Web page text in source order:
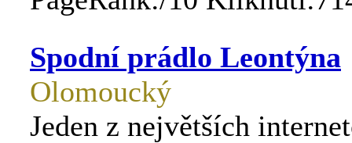
Spodní prádlo Leontýna
Olomoucký
Jeden z největších